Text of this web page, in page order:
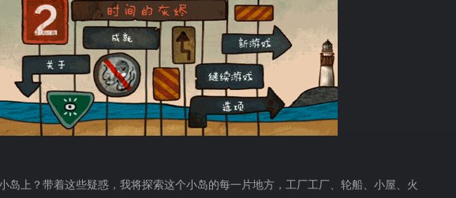
岛上？带着这些疑惑，我将探索这个小岛的每一片地方，工厂工厂、轮船、小屋、火